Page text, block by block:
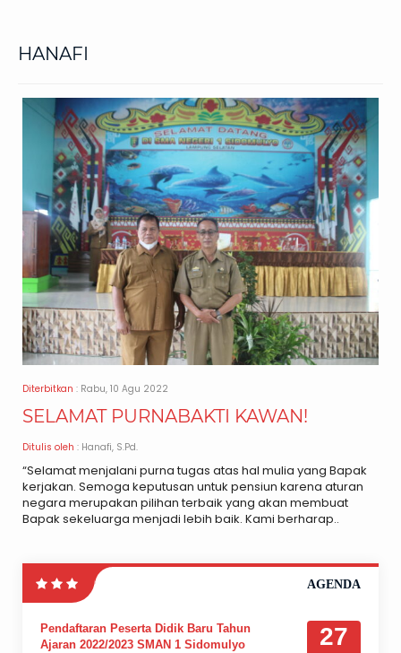
HANAFI
Diterbitkan : Rabu, 10 Agu 2022
SELAMAT PURNABAKTI KAWAN!
Ditulis oleh : Hanafi, S.Pd.
“Selamat menjalani purna tugas atas hal mulia yang Bapak
kerjakan. Semoga keputusan untuk pensiun karena aturan
negara merupakan pilihan terbaik yang akan membuat
Bapak sekeluarga menjadi lebih baik. Kami berharap..
AGENDA
27
Pendaftaran Peserta Didik Baru Tahun
Ajaran 2022/2023 SMAN 1 Sidomulyo